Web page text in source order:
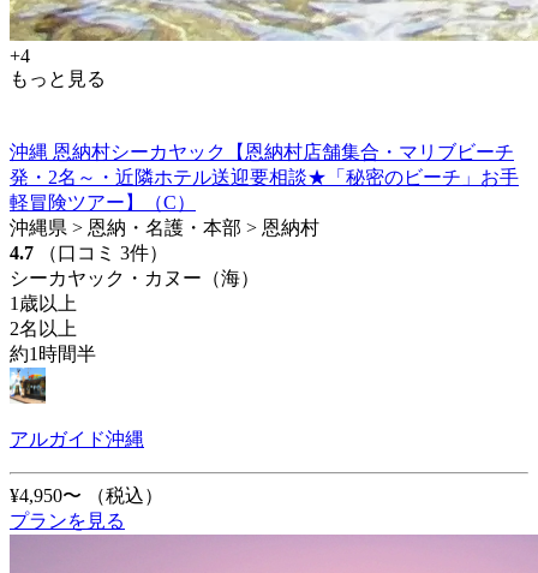
+4
もっと見る
沖縄 恩納村シーカヤック【恩納村店舗集合・マリブビーチ
発・2名～・近隣ホテル送迎要相談★「秘密のビーチ」お手
軽冒険ツアー】（C）
沖縄県 > 恩納・名護・本部 > 恩納村
4.7
（口コミ 3件）
シーカヤック・カヌー（海）
1歳以上
2名以上
約1時間半
アルガイド沖縄
¥4,950〜
（税込）
プランを見る